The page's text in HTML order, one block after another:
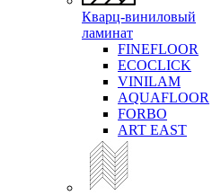
Кварц-виниловый
ламинат
FINEFLOOR
ECOCLICK
VINILAM
AQUAFLOOR
FORBO
ART EAST